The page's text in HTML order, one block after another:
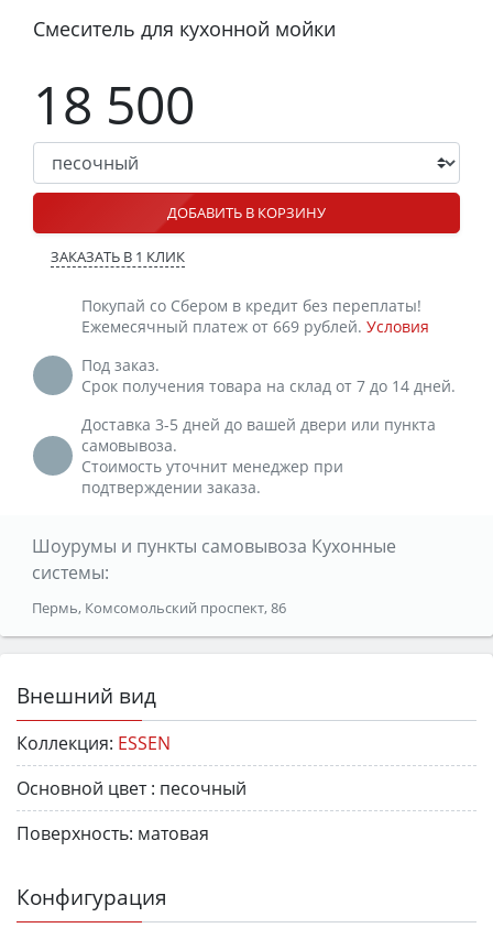
Смеситель для кухонной мойки
18 500
ДОБАВИТЬ В КОРЗИНУ
ЗАКАЗАТЬ В 1 КЛИК
Покупай со Сбером в кредит без переплаты!
Ежемесячный платеж от 669 рублей. Условия
Под заказ.
Срок получения товара на склад от 7 до 14 дней.
Доставка 3-5 дней до вашей двери или пункта
самовывоза.
Стоимость уточнит менеджер при
подтверждении заказа.
Шоурумы и пункты самовывоза Кухонные
системы:
Пермь, Комсомольский проспект, 86
Внешний вид
Коллекция: ESSEN
Основной цвет : песочный
Поверхность: матовая
Конфигурация